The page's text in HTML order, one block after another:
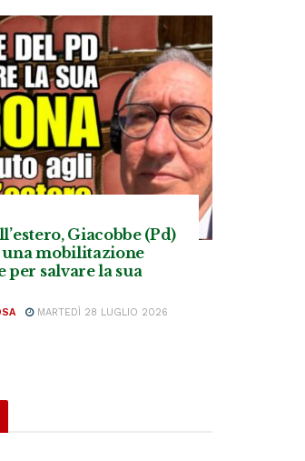
Giacobbe (Pd)
mobilitazione
per salvare la sua
MARTEDÌ 28 LUGLIO 2026